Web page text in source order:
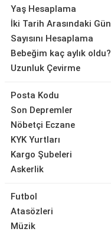
Yaş Hesaplama
İki Tarih Arasındaki Gün
Sayısını Hesaplama
Bebeğim kaç aylık oldu?
Uzunluk Çevirme
Posta Kodu
Son Depremler
Nöbetçi Eczane
KYK Yurtları
Kargo Şubeleri
Askerlik
Futbol
Atasözleri
Müzik